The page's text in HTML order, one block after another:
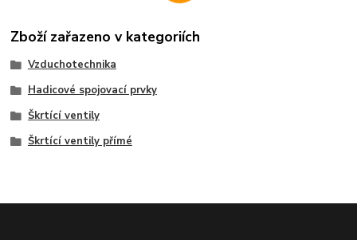
Zboží zařazeno v kategoriích
Vzduchotechnika
Hadicové spojovací prvky
Škrtící ventily
Škrtící ventily přímé